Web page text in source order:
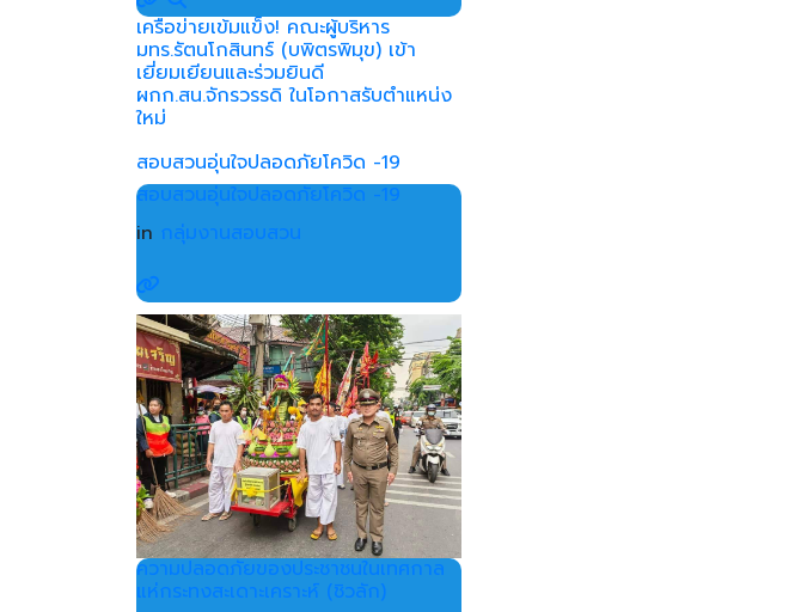
เครือข่ายเข้มแข็ง! คณะผู้บริหาร
มทร.รัตนโกสินทร์ (บพิตรพิมุข) เข้า
เยี่ยมเยียนและร่วมยินดี
ผกก.สน.จักรวรรดิ ในโอกาสรับตำแหน่ง
ใหม่
สอบสวนอุ่นใจปลอดภัยโควิด -19
สอบสวนอุ่นใจปลอดภัยโควิด -19
in กลุ่มงานสอบสวน
ความปลอดภัยของประชาชนในเทศกาล
แห่กระทงสะเดาะเคราะห์ (ชิวลัก)